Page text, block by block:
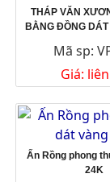
THÁP VĂN
BẰNG ĐỒNG
Mã sp:
Giá:
Ấn Rồng phong
24K